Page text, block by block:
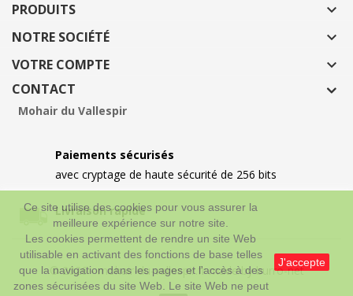
PRODUITS 
NOTRE SOCIÉTÉ 
VOTRE COMPTE 
CONTACT
Mohair du Vallespir
Ce site utilise des cookies pour vous assurer la
meilleure expérience sur notre site.
Les cookies permettent de rendre un site Web
utilisable en activant des fonctions de base telles
que la navigation dans les pages et l'accès à des
zones sécurisées du site Web. Le site Web ne peut
J'accepte
Paiements sécurisés
avec cryptage de haute sécurité de 256 bits
Livraison rapide
© 2026 - mohair-du-vallespir.fr made by burro-net